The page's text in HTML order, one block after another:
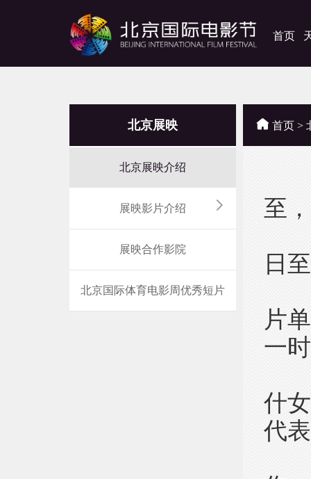
首页
北京展映
北京展映介绍
展映影片介绍
展映合作影院
北京国际体育电影周优秀短片
首页 >
至
日
片
一
什
代